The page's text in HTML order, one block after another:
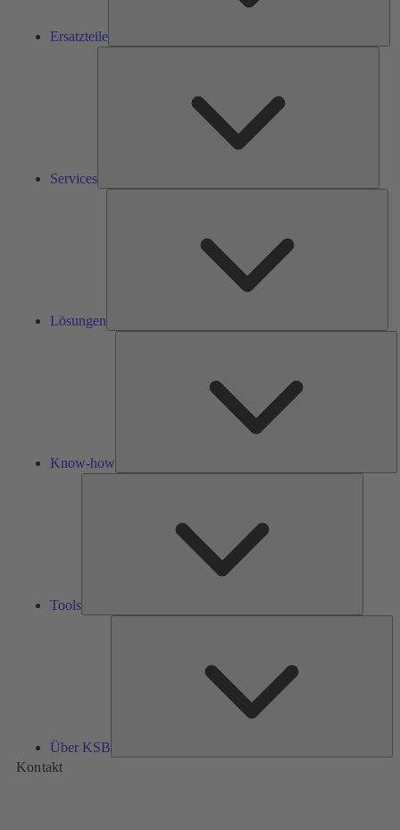
Ersatzteile
Services
Lösungen
Know-how
Tools
Über KSB
Kontakt